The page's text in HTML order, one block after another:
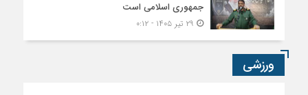
جمهوری اسلامی است
ورزشی